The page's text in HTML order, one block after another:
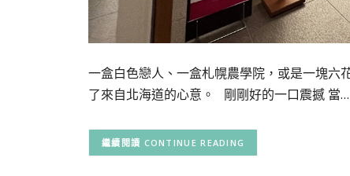
一盒白色戀人、一盒札幌農學院，或是一塊六
了來自北海道的心意。 剛剛好的一口震撼 當…
CONTINUE READING